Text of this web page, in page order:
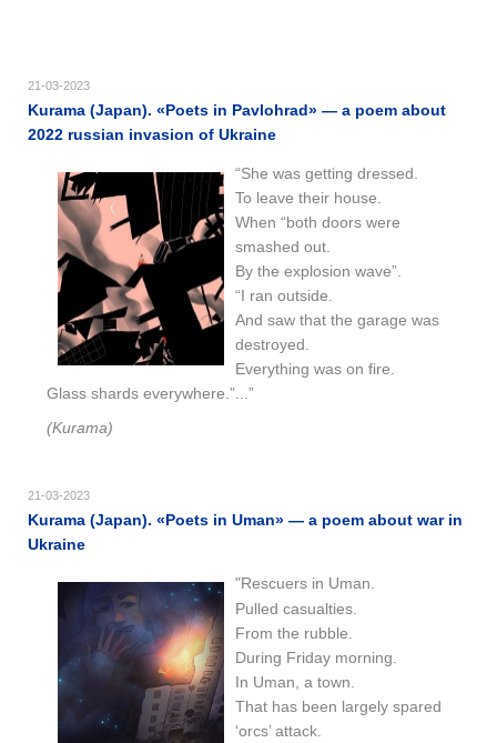
21-03-2023
Kurama (Japan). «Poets in Pavlohrad» — a poem about
2022 russian invasion of Ukraine
“She was getting dressed.
To leave their house.
When “both doors were
smashed out.
By the explosion wave”.
“I ran outside.
And saw that the garage was
destroyed.
Everything was on fire.
Glass shards everywhere.”...”
(Kurama)
21-03-2023
Kurama (Japan). «Poets in Uman» — a poem about war in
Ukraine
"Rescuers in Uman.
Pulled casualties.
From the rubble.
During Friday morning.
In Uman, a town.
That has been largely spared
‘orcs’ attack.